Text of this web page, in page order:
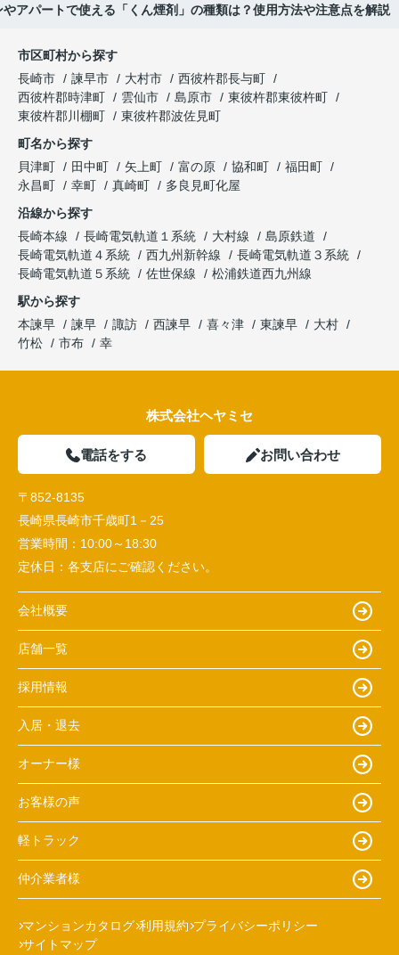
やアパートで使える「くん煙剤」の種類は？使用方法や注意点を解説
市区町村から探す
長崎市
諫早市 大村市
西彼杵郡長与町
西彼杵郡時津町
雲仙市 島原市
東彼杵郡東彼杵町
東彼杵郡川棚町
東彼杵郡波佐見町
町名から探す
貝津町
田中町 矢上町 富の原 協和町
福田町
永昌町
幸町 真崎町
多良見町化屋
沿線から探す
長崎本線
長崎電気軌道１系統 大村線
島原鉄道
長崎電気軌道４系統
西九州新幹線
長崎電気軌道３系統
長崎電気軌道５系統
佐世保線
松浦鉄道西九州線
駅から探す
本諫早
諫早 諏訪 西諫早 喜々津 東諫早
大村
竹松
市布 幸
株式会社ヘヤミセ
電話をする お問い合わせ
〒852-8135
長崎県長崎市千歳町1－25
営業時間： 10:00～18:30
定休日： 各支店にご確認ください。
会社概要
店舗一覧
採用情報
入居・退去
オーナー様
お客様の声
軽トラック
仲介業者様
マンションカタログ 利用規約 プライバシーポリシー
サイトマップ